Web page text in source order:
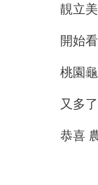
靚立
開始
桃園
又多
恭喜